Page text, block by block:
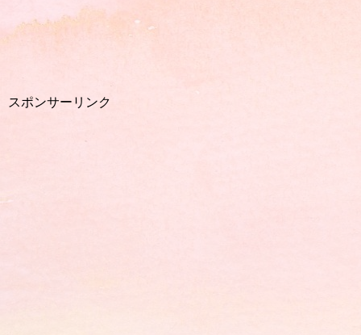
スポンサーリンク